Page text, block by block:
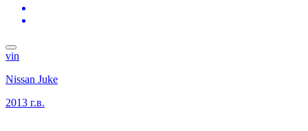
vin
Nissan Juke
2013 г.в.